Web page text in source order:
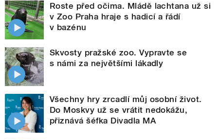
Roste před očima. Mládě lachtana už si
v Zoo Praha hraje s hadicí a řádí
v bazénu
Skvosty pražské zoo. Vypravte se
s námi za největšími lákadly
Všechny hry zrcadlí můj osobní život.
Do Moskvy už se vrátit nedokážu,
přiznává šéfka Divadla MA